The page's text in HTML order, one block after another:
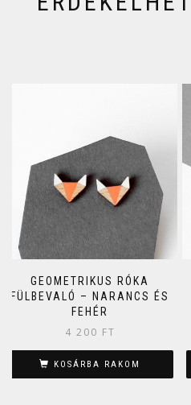
GEOMETRIKUS RÓKA
FÜLBEVALÓ – NARANCS ÉS
FEHÉR
4 200 FT
KOSÁRBA RAKOM